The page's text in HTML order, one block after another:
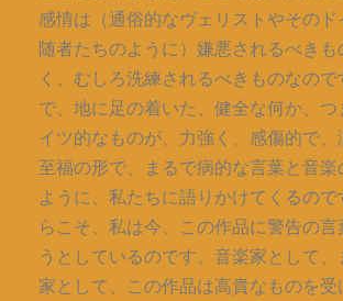
感情は（通俗的なヴェリストやそのド
随者たちのように）嫌悪されるべきも
く、むしろ洗練されるべきものなの
で、地に足の着いた、健全な何か、つ
イツ的なものが、力強く、感傷的で、
至福の形で、まるで病的な言葉と音楽
ように、私たちに語りかけてくるの
らこそ、私は今、この作品に警告の言
うとしているのです。音楽家として
家として、この作品は高貴なものを受